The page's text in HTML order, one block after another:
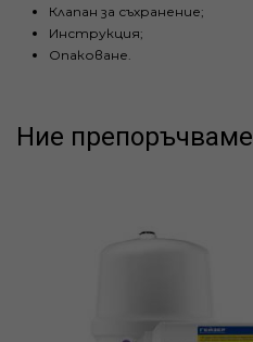
Клапан за съхранение;
Инструкция;
Опаковане.
Ние препоръчваме